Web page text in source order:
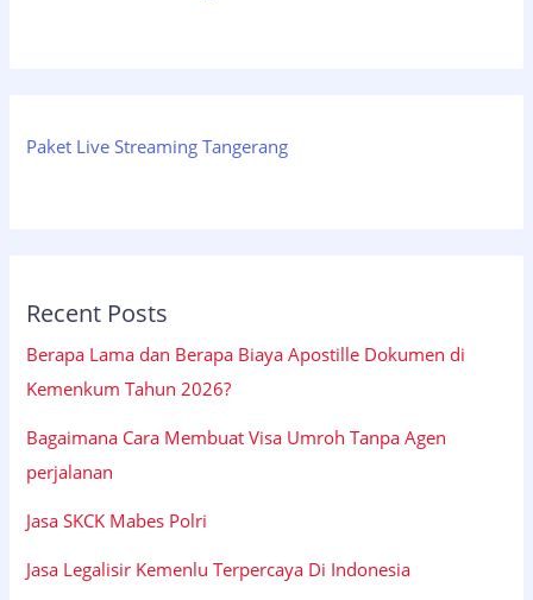
Paket Live Streaming Tangerang
Recent Posts
Berapa Lama dan Berapa Biaya Apostille Dokumen di
Kemenkum Tahun 2026?
Bagaimana Cara Membuat Visa Umroh Tanpa Agen
perjalanan
Jasa SKCK Mabes Polri
Jasa Legalisir Kemenlu Terpercaya Di Indonesia